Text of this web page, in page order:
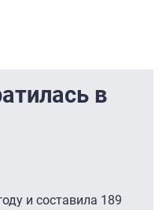
в
и составила 189